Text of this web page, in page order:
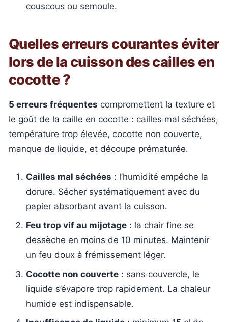
couscous ou semoule.
Quelles erreurs courantes éviter
lors de la cuisson des cailles en
cocotte ?
5 erreurs fréquentes compromettent la texture et
le goût de la caille en cocotte : cailles mal séchées,
température trop élevée, cocotte non couverte,
manque de liquide, et découpe prématurée.
Cailles mal séchées : l’humidité empêche la
dorure. Sécher systématiquement avec du
papier absorbant avant la cuisson.
Feu trop vif au mijotage : la chair fine se
dessèche en moins de 10 minutes. Maintenir
un feu doux à frémissement léger.
Cocotte non couverte : sans couvercle, le
liquide s’évapore trop rapidement. La chaleur
humide est indispensable.